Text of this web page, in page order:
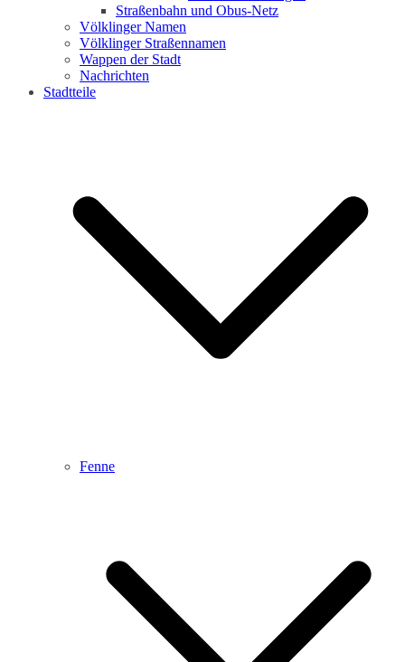
Straßenbahn und Obus-Netz
Völklinger Namen
Völklinger Straßennamen
Wappen der Stadt
Nachrichten
Stadtteile
Fenne